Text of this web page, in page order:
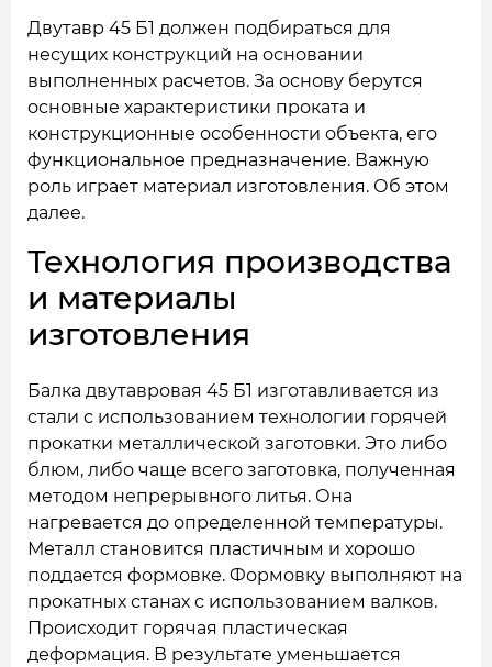
Двутавр 45 Б1 должен подбираться для
несущих конструкций на основании
выполненных расчетов. За основу берутся
основные характеристики проката и
конструкционные особенности объекта, его
функциональное предназначение. Важную
роль играет материал изготовления. Об этом
далее.
Технология производства
и материалы
изготовления
Балка двутавровая 45 Б1 изготавливается из
стали с использованием технологии горячей
прокатки металлической заготовки. Это либо
блюм, либо чаще всего заготовка, полученная
методом непрерывного литья. Она
нагревается до определенной температуры.
Металл становится пластичным и хорошо
поддается формовке. Формовку выполняют на
прокатных станах с использованием валков.
Происходит горячая пластическая
деформация. В результате уменьшается